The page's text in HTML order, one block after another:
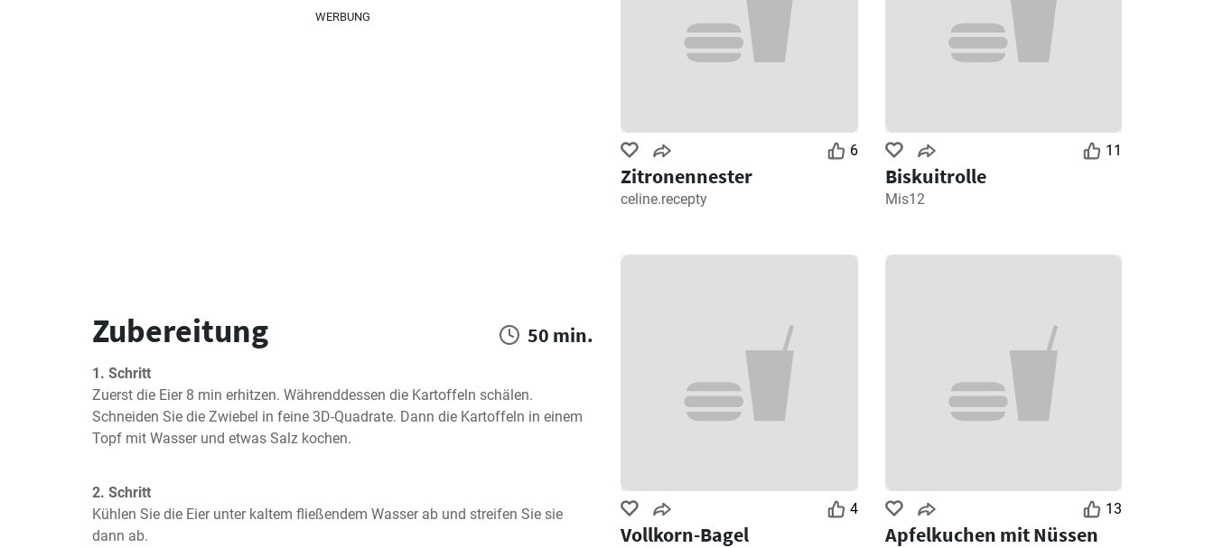
WERBUNG
Zubereitung 50 min.
1. Schritt
Zuerst die Eier 8 min erhitzen. Währenddessen die Kartoffeln schälen.
Schneiden Sie die Zwiebel in feine 3D-Quadrate. Dann die Kartoffeln in einem
Topf mit Wasser und etwas Salz kochen.
2. Schritt
Kühlen Sie die Eier unter kaltem fließendem Wasser ab und streifen Sie sie
dann ab.
6
Zitronennester
celine.recepty
11
Biskuitrolle
Mis12
4
Vollkorn-Bagel
13
Apfelkuchen mit Nüssen